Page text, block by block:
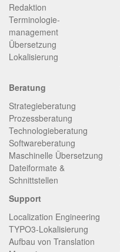
Redaktion
Terminologie­
management
Übersetzung
Lokalisierung
Beratung
Strategieberatung
Prozessberatung
Technologieberatung
Softwareberatung
Maschinelle Übersetzung
Dateiformate &
Schnittstellen
Support
Localization Engineering
TYPO3-Lokalisierung
Aufbau von Translation